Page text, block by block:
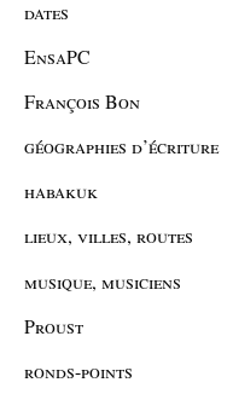
dates
EnsaPC
François Bon
géographies d’écriture
habakuk
lieux, villes, routes
musique, musiciens
Proust
ronds-points